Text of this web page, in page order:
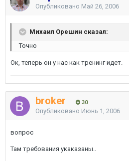
Опубликовано Май 26, 2006
Михаил Орешин сказал:
Точно
Ок, теперь он у нас как тренинг идет.
broker 30
Опубликовано Июнь 1, 2006
вопрос
Там требования укаказаны..